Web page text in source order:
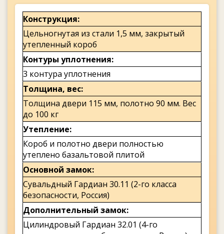
Конструкция
Цельногнутая из стали 1,5 мм, закрытый
утепленный короб
Контуры уплотнения
3 контура уплотнения
Толщина, вес
Толщина двери 115 мм, полотно 90 мм. Вес
до 100 кг
Утепление
Короб и полотно двери полностью
утеплено базальтовой плитой
Основной замок
Сувальдный Гардиан 30.11 (2-го класса
безопасности, Россия)
Дополнительный замок
Цилиндровый Гардиан 32.01 (4-го